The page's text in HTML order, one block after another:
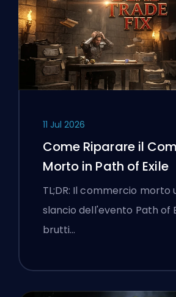
11 Jul 2026
Come Riparare il
Morto in Path of Exile
TL;DR: Il commercio morto
slancio dell'evento Path of
brutti…